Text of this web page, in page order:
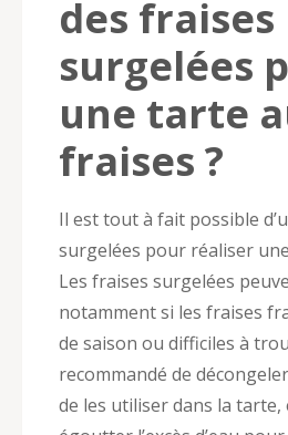
des fraises
surgelées
une tarte
fraises ?
Il est tout à fait possible
surgelées pour réaliser
Les fraises surgelées
notamment si les fraises
de saison ou difficiles à
recommandé de
de les utiliser dans la tarte,